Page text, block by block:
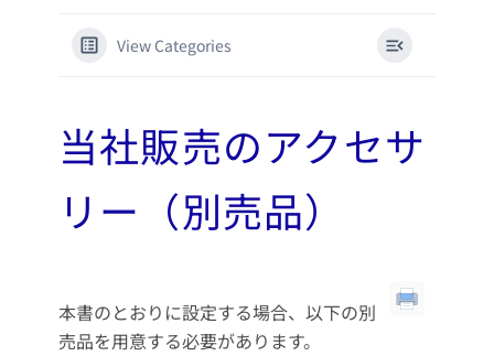
View Categories
当社販売のアクセサ
リー（別売品）
本書のとおりに設定する場合、以下の別
売品を用意する必要があります。